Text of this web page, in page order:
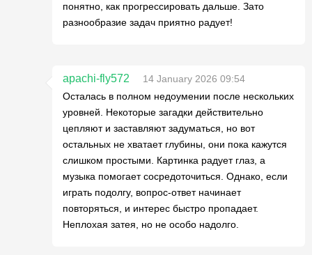
понятно, как прогрессировать дальше. Зато
разнообразие задач приятно радует!
apachi-fly572
14 January 2026 09:54
Осталась в полном недоумении после нескольких
уровней. Некоторые загадки действительно
цепляют и заставляют задуматься, но вот
остальных не хватает глубины, они пока кажутся
слишком простыми. Картинка радует глаз, а
музыка помогает сосредоточиться. Однако, если
играть подолгу, вопрос-ответ начинает
повторяться, и интерес быстро пропадает.
Неплохая затея, но не особо надолго.